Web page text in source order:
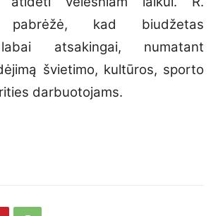
pabrėžė, kad biudžetas
atsakingai, numatant
švietimo, kultūros, sporto
darbuotojams.